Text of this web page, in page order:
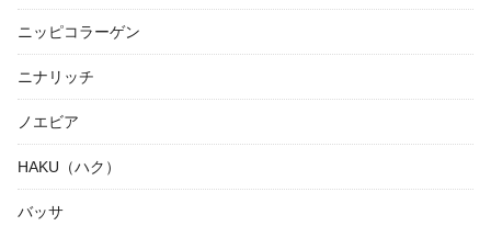
ニッピコラーゲン
ニナリッチ
ノエビア
HAKU（ハク）
バッサ